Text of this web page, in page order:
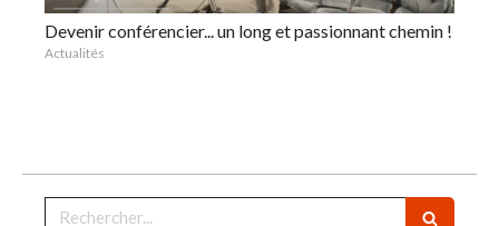
Devenir conférencier... un long et passionnant chemin !
Actualités
Rechercher